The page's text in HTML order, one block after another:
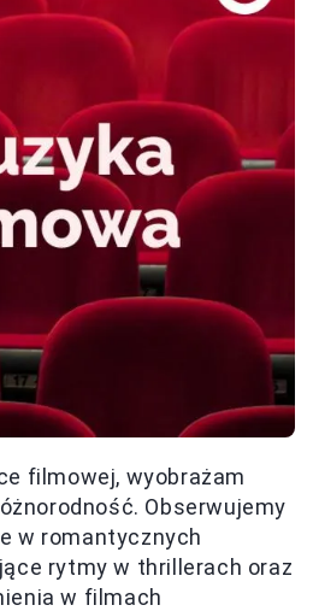
filmowej, wyobrażam
Obserwujemy
w romantycznych
rytmy w thrillerach oraz
w filmach